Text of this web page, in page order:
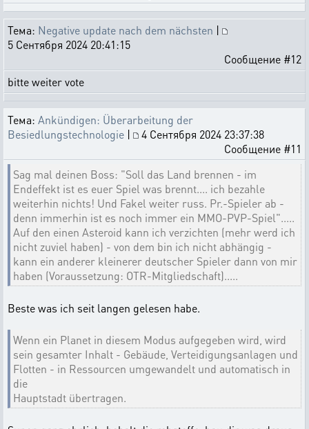
Тема: Negative update nach dem nächsten |
5 Сентября 2024 20:41:15
Сообщение #12
bitte weiter vote
Тема: Ankündigen: Überarbeitung der
Besiedlungstechnologie |
4 Сентября 2024 23:37:38
Сообщение #11
Sag mal deinen Boss: "Soll das Land brennen - im
Endeffekt ist es euer Spiel was brennt.... ich bezahle
weiterhin nichts! Und Fakel weiter russ. Pr.-Spieler ab -
denn immerhin ist es noch immer ein MMO-PVP-Spiel".....
Auf den einen Asteroid kann ich verzichten (mehr werd ich
nicht zuviel haben) - von dem bin ich nicht abhängig -
kann ein anderer kleinerer deutscher Spieler dann von mir
haben (Voraussetzung: OTR-Mitgliedschaft).....
Beste was ich seit langen gelesen habe.
Wenn ein Planet in diesem Modus aufgegeben wird, wird
sein gesamter Inhalt - Gebäude, Verteidigungsanlagen und
Flotten - in Ressourcen umgewandelt und automatisch in
die
Hauptstadt übertragen.